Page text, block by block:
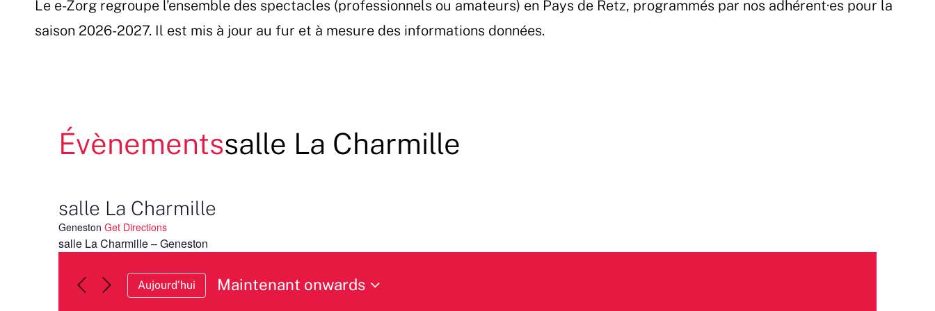
Le e-Zorg regroupe l’ensemble des spectacles (professionnels ou amateurs) en Pays de Retz, programmés par nos adhérent·es pour la
saison 2026-2027. Il est mis à jour au fur et à mesure des informations données.
Évènementssalle La Charmille
salle La Charmille
Geneston Get Directions
salle La Charmille – Geneston
Aujourd’hui
Maintenant onwards